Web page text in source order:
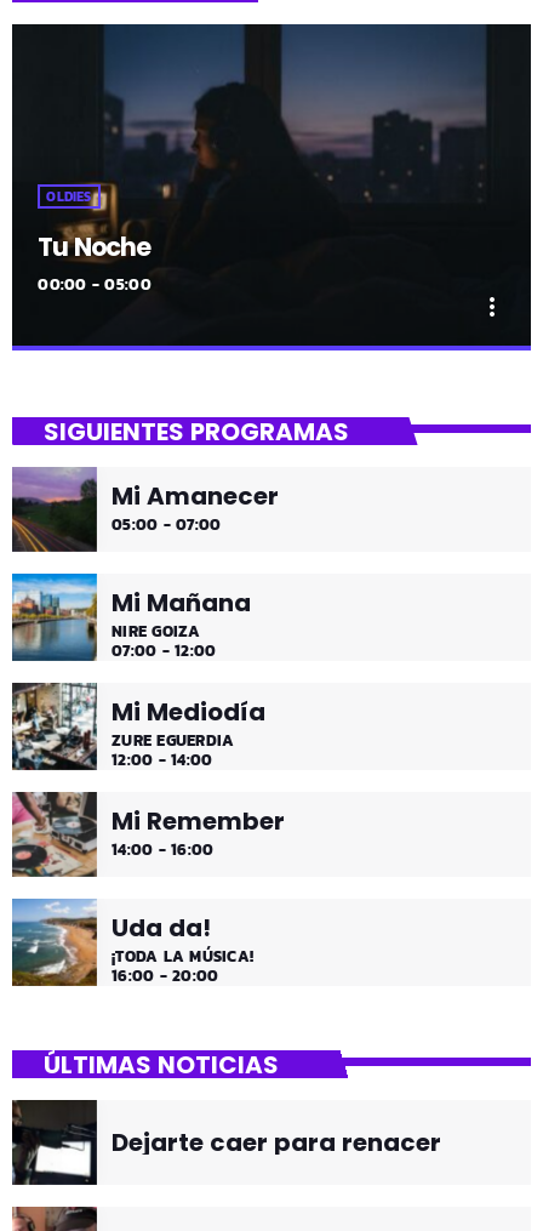
OLDIES
Tu Noche
00:00 - 05:00
more_vert
gure gaua
Desconecta y disfruta cada madrugada de la música
más tranquila.
SIGUIENTES PROGRAMAS
Mi Amanecer
05:00 - 07:00
Mi Mañana
NIRE GOIZA
07:00 - 12:00
Mi Mediodía
ZURE EGUERDIA
12:00 - 14:00
Mi Remember
14:00 - 16:00
Uda da!
¡TODA LA MÚSICA!
16:00 - 20:00
ÚLTIMAS NOTICIAS
Dejarte caer para renacer